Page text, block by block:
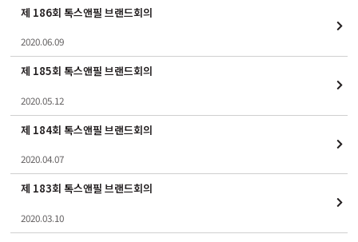
제 186회 톡스앤필 브랜드회의
2020.06.09
제 185회 톡스앤필 브랜드회의
2020.05.12
제 184회 톡스앤필 브랜드회의
2020.04.07
제 183회 톡스앤필 브랜드회의
2020.03.10